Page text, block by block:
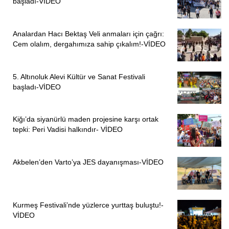
katliamda yer alan gerici katil güruh içinden sadece çok
yargılamalar sonunda bu katillerin çoğu ya hiç ceza
almadılar ya da küçük cezalarla kurtuldular.”
“SAYISINI DAHİ UNUTTUĞUMUZ BİRÇOK KATLİAM
YAŞADIK”
olsun” diyenlerin iktidarında Roboski Katliamı, Ankara Gar
Katliamı, Suruç Katliamına, Diyarbakır’dan Antep’e kadar
sayısını dahi unuttuğumuz katliamları yaşadık diyenEkber
Kayaşunları söyledi:
“Milyonlarca insanı açlığa ve yoksulluğa mahkûm eden bu
alanlarını kısıtlamıştır. Ülkede on binlerce esnaf iflas
etmişken, insanlar intihar ederken AKP’nin derdi canlı
Analardan Hacı Bektaş Veli anmaları için çağrı:
Cem olalım, dergahımıza sahip çıkalım!-VİDEO
5. Altınoluk Alevi Kültür ve Sanat Festivali
başladı-VİDEO
Kiğı’da siyanürlü maden projesine karşı ortak
tepki: Peri Vadisi halkındır- VİDEO
Akbelen’den Varto’ya JES dayanışması-VİDEO
Kurmeş Festivali’nde yüzlerce yurttaş buluştu!-
VİDEO